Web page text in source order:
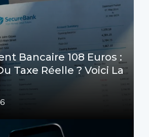
Bancaire 108 Euros :
Taxe Réelle ? Voici La